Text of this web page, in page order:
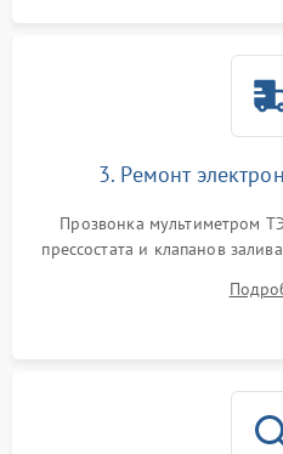
3. Ремонт
Прозвонка мультиметром
прессостата и клапанов
Восстановление